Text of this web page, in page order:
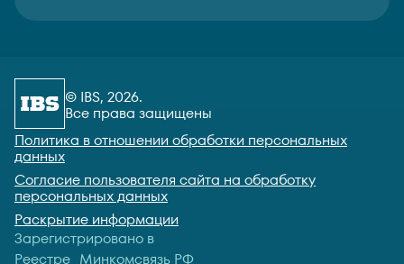
© IBS, 2026.
Все права защищены
Политика в отношении обработки персональных
данных
Согласие пользователя сайта на обработку
персональных данных
Раскрытие информации
Зарегистрировано в
Реестре Минкомсвязь РФ